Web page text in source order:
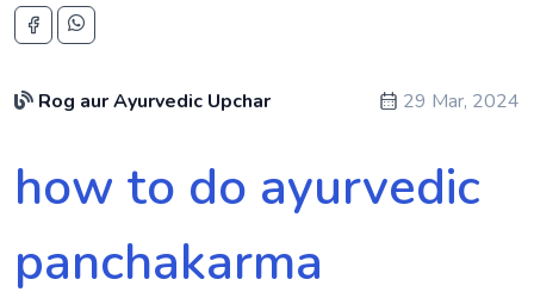
Rog aur Ayurvedic Upchar 29 Mar, 2024
how to do ayurvedic
panchakarma